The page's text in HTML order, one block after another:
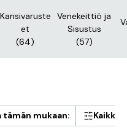
Kansivaruste
et
(64)
Venekeittiö ja
Sisustus
(57)
mukaan: Kaikki